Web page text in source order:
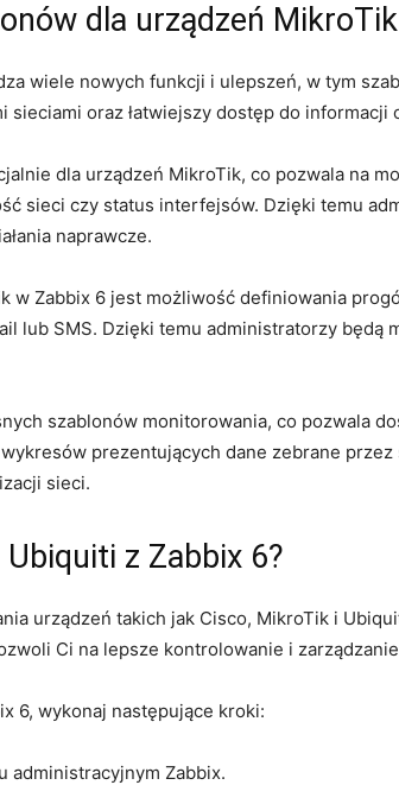
dla urządzeń
wiele​ nowych funkcji i ulepszeń, w​ tym
oraz łatwiejszy dostęp do
dla urządzeń MikroTik, ‍co pozwala na
sieci czy status ⁢interfejsów. Dzięki temu
naprawcze.
w Zabbix 6 jest ⁤możliwość definiowania
lub SMS. Dzięki temu administratorzy
⁣szablonów monitorowania, co pozwala
prezentujących dane zebrane przez
sieci.
z Zabbix 6?
urządzeń takich jak⁤ Cisco, MikroTik i
Ci na lepsze kontrolowanie i
6, wykonaj następujące kroki:
administracyjnym ⁢Zabbix.